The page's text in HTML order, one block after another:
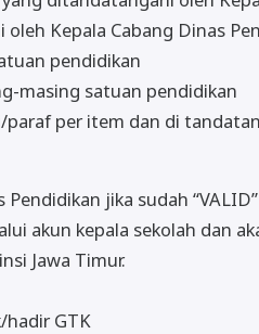
Kepala Cabang Dinas
pendidikan
masing satuan pendidikan
per item dan di
jika sudah “VALID”
akun kepala sekolah dan
Jawa Timur.
hadir GTK